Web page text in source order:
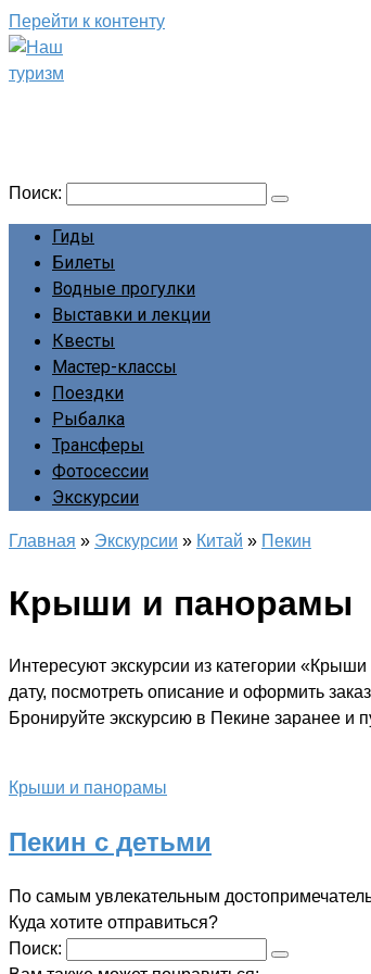
Перейти к контенту
Поиск:
Гиды
Билеты
Водные прогулки
Выставки и лекции
Квесты
Мастер-классы
Поездки
Рыбалка
Трансферы
Фотосессии
Экскурсии
Главная » Экскурсии » Китай » Пекин
Крыши и панорамы
Интересуют экскурсии из категории
дату, посмотреть описание и оформить
Бронируйте экскурсию в Пекине заранее и
Крыши и панорамы
Пекин с детьми
По самым увлекательным
Куда хотите отправиться?
Поиск: